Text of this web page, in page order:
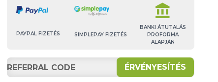
PAYPAL FIZETÉS SIMPLEPAY FIZETÉS
account_balance
BANKI ÁTUTALÁS
PROFORMA
ALAPJÁN
ÉRVÉNYESÍTÉS